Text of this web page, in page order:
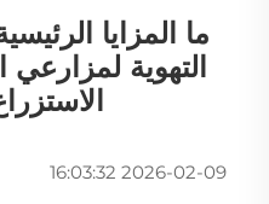
ما المزايا
التهوية
2026-02-09 16:03:32